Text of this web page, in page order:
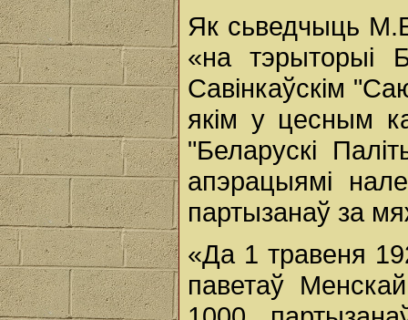
Як сьведчыць
«на
Савінкаўскім
якім у цесным
"Беларускі
апэрацыямі
партызанаў за
«Да 1 травеня
паветаў